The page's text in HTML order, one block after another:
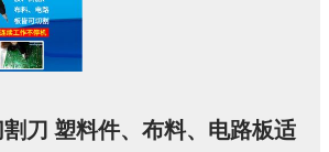
刀 塑料件、布料、电路板适